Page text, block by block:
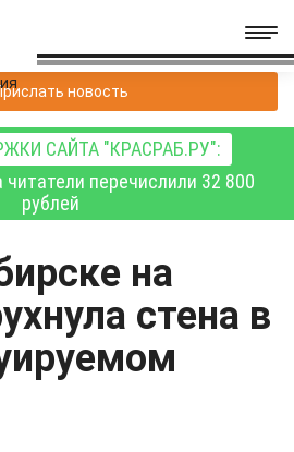
новость
САЙТА "КРАСРАБ.РУ":
читатели перечислили 32 800
рублей
на
стена в